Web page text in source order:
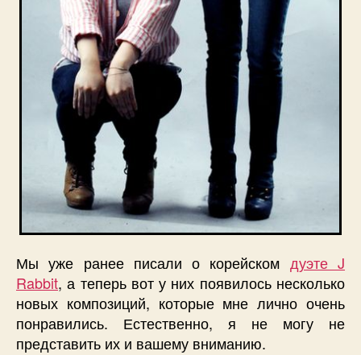
Мы уже ранее писали о корейском дуэте J
Rabbit, а теперь вот у них появилось несколько
новых композиций, которые мне лично очень
понравились. Естественно, я не могу не
представить их и вашему вниманию.